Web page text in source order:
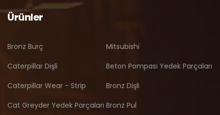
Ürünler
Bronz Burç
Caterpillar Dişli
Caterpillar Wear - Strip
Cat Greyder Yedek Parçaları
Mitsubishi
Beton Pompası Yedek Parçaları
Bronz Dişli
Bronz Pul